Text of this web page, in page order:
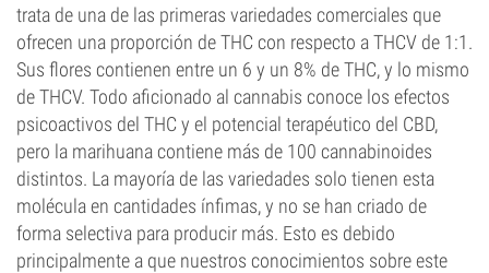
trata de una de las primeras variedades comerciales que
ofrecen una proporción de THC con respecto a THCV de 1:1.
Sus flores contienen entre un 6 y un 8% de THC, y lo mismo
de THCV. Todo aficionado al cannabis conoce los efectos
psicoactivos del THC y el potencial terapéutico del CBD,
pero la marihuana contiene más de 100 cannabinoides
distintos. La mayoría de las variedades solo tienen esta
molécula en cantidades ínfimas, y no se han criado de
forma selectiva para producir más. Esto es debido
principalmente a que nuestros conocimientos sobre este